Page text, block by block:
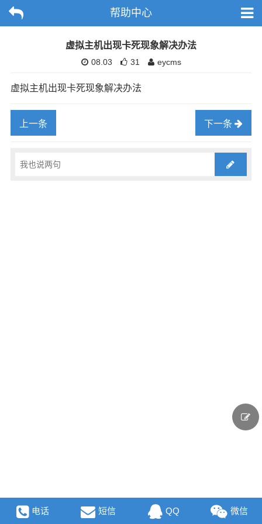
帮助中心
虚拟主机出现卡死现象解决办法
08.03 31 eycms
虚拟主机出现卡死现象解决办法
上一条 下一条
电话 短信 QQ 微信